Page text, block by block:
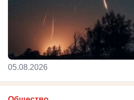
05.08.2026